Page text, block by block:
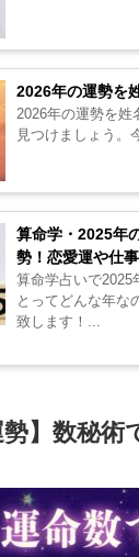
2026年の運勢を
2026年の運勢を姓
見つけましょう。
算命学・2025年
勢！恋愛運や仕
算命学占いで2025
とってどんな年な
致します！...
勢】数秘